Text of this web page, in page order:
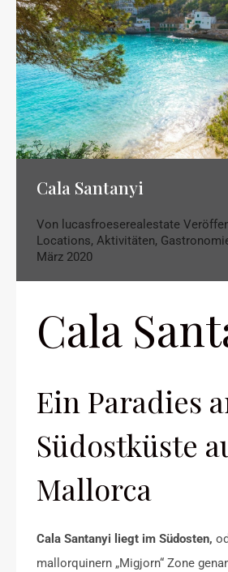
Cala Santanyi
Von lucasfroeserealestate
Locations, Aktivitäten,
März 2020
Cala
Ein Paradies
Südostküste
Mallorca
Cala Santanyi liegt im Südosten,
mallorquinern „Migjorn“ Zone